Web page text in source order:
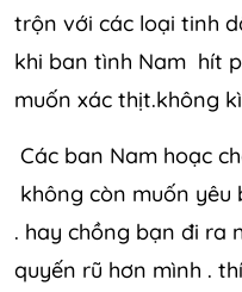
trộn với các loại tinh
khi ban tình Nam hít
muốn xác thịt.không
Các ban Nam hoạc
không còn muốn yêu
. hay chồng bạn đi ra
quyến rũ hơn mình .